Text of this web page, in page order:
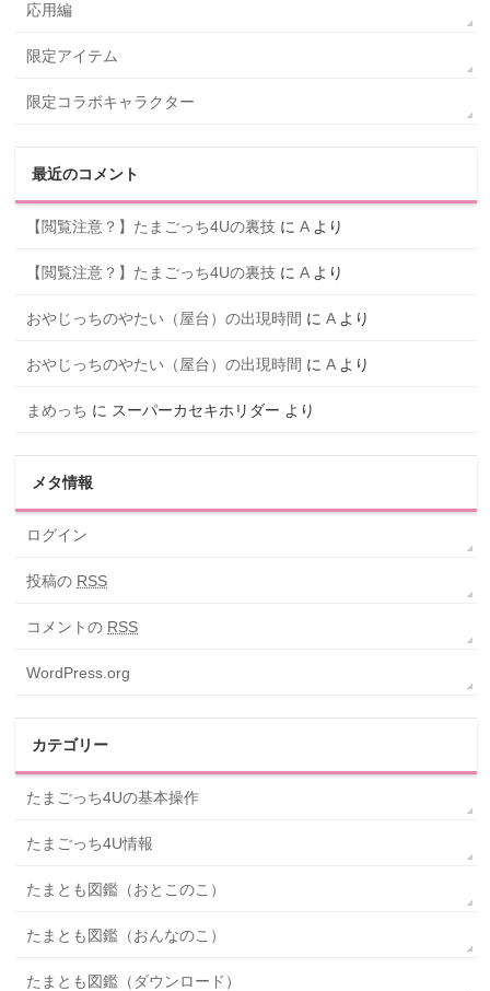
応用編
限定アイテム
限定コラボキャラクター
最近のコメント
【閲覧注意？】たまごっち4Uの裏技 にAより
【閲覧注意？】たまごっち4Uの裏技 にAより
おやじっちのやたい（屋台）の出現時間 にAより
おやじっちのやたい（屋台）の出現時間 にAより
まめっち に スーパーカセキホリダー より
メタ情報
ログイン
投稿の RSS
コメントの RSS
WordPress.org
カテゴリー
たまごっち4Uの基本操作
たまごっち4U情報
たまとも図鑑（おとこのこ）
たまとも図鑑（おんなのこ）
たまとも図鑑（ダウンロード）